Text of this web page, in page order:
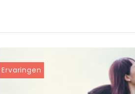
Ervaringen